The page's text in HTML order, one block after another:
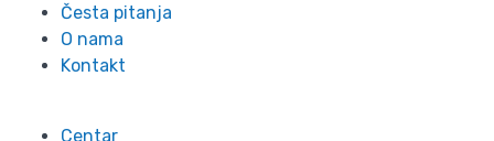
Česta pitanja
O nama
Kontakt
Centar